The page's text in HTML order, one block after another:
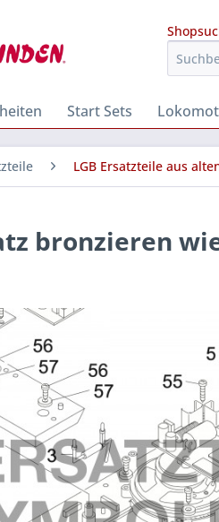
Start Sets
LGB Ersatzteile aus
bronzieren